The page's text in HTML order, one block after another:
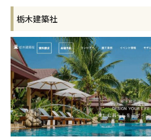
栃木建築社